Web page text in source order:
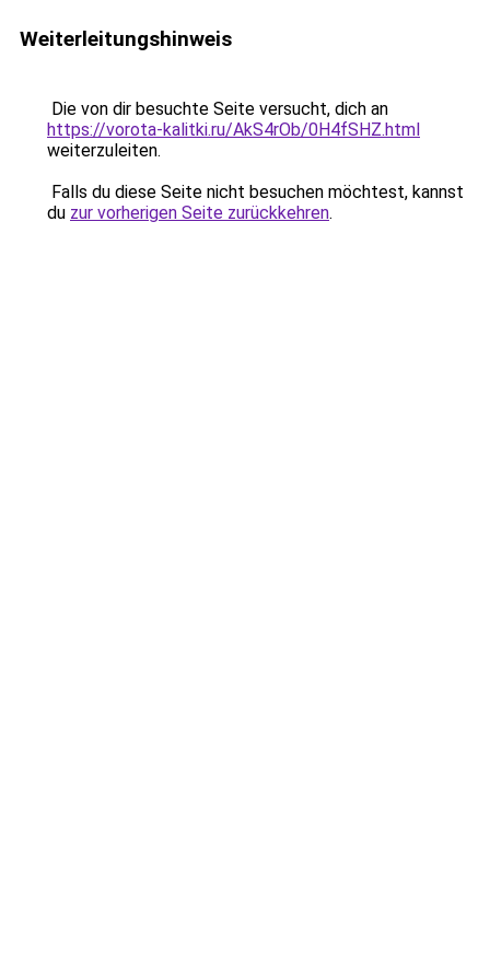
Weiterleitungshinweis
Die von dir besuchte Seite versucht, dich an
https://vorota-kalitki.ru/AkS4rOb/0H4fSHZ.html
weiterzuleiten.
Falls du diese Seite nicht besuchen möchtest, kannst
du zur vorherigen Seite zurückkehren.